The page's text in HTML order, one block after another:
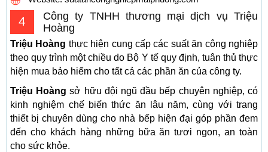
4
Công ty TNHH thương mại dịch vụ Triệu
Hoàng
Triệu Hoàng thực hiện cung cấp các suất ăn công nghiệp
theo quy trình một chiều do Bộ Y tế quy định, tuân thủ thực
hiện mua bảo hiểm cho tất cả các phần ăn của công ty.
Triệu Hoàng sở hữu đội ngũ đầu bếp chuyên nghiệp, có
kinh nghiệm chế biến thức ăn lâu năm, cùng với trang
thiết bị chuyên dùng cho nhà bếp hiện đại góp phần đem
đến cho khách hàng những bữa ăn tươi ngon, an toàn
cho sức khỏe.